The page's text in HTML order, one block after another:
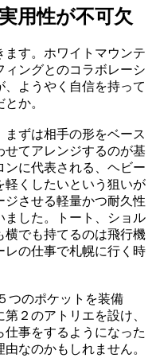
用性が不可欠
す。ホワイトマウンテ
ィングとのコラボレーシ
、ようやく自信を持って
か。
まずは相手の形をベース
せてアレンジするのが基
に代表される、ヘビー
軽くしたいという狙いが
ジさせる軽量かつ耐久性
ました。トート、ショル
横でも持てるのは飛行機
レの仕事で札幌に行く時
つのポケットを装備
２のアトリエを設け、
事をするようになった
なのかもしれません。